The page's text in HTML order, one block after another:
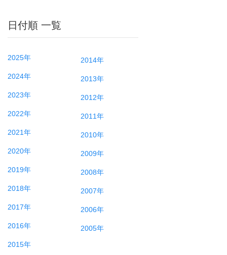
日付順 一覧
2025年
2024年
2023年
2022年
2021年
2020年
2019年
2018年
2017年
2016年
2015年
2014年
2013年
2012年
2011年
2010年
2009年
2008年
2007年
2006年
2005年